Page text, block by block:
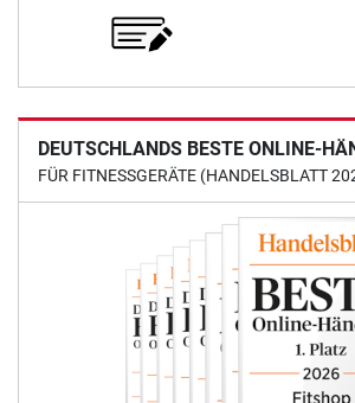
DEUTSCHLANDS BESTE ONLINE-
FÜR FITNESSGERÄTE (HANDELSBLATT